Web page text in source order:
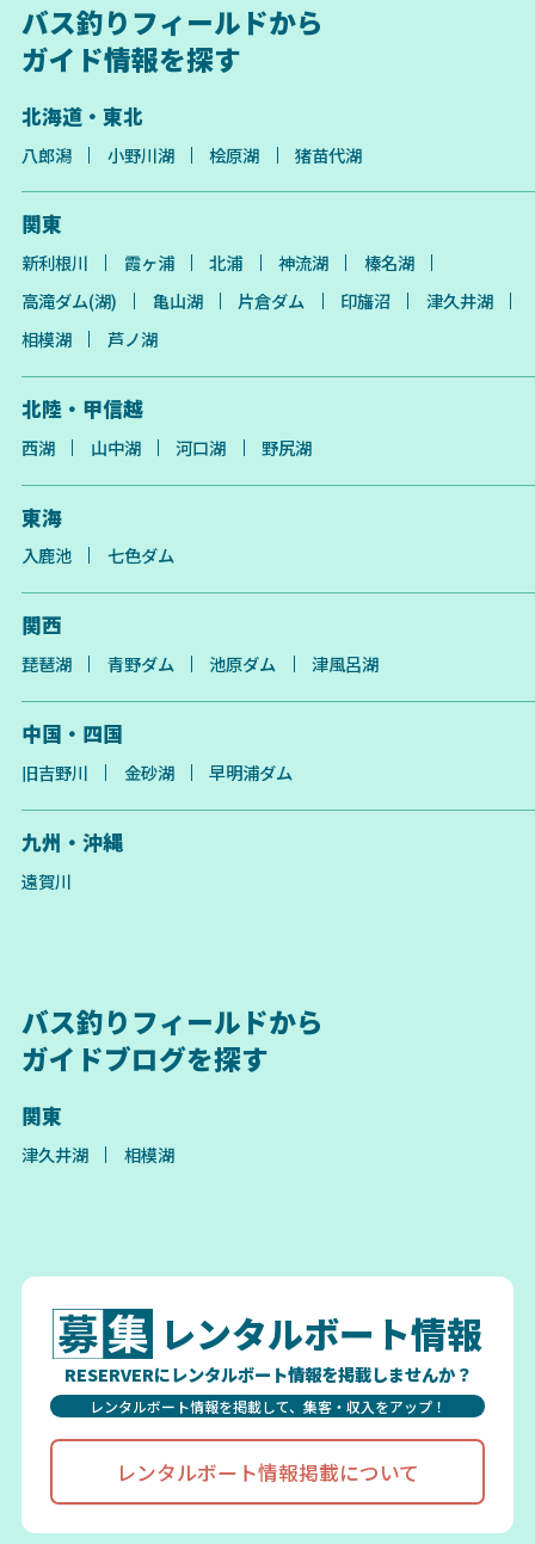
バス釣りフィールドから
ガイド情報を探す
北海道・東北
八郎潟 小野川湖 桧原湖 猪苗代湖
関東
新利根川 霞ヶ浦 北浦 神流湖
榛名湖
高滝ダム(湖)
亀山湖 片倉ダム 印旛沼
津久井湖
相模湖
芦ノ湖
北陸・甲信越
西湖 山中湖 河口湖 野尻湖
東海
入鹿池 七色ダム
関西
琵琶湖 青野ダム 池原ダム 津風呂湖
中国・四国
旧吉野川 金砂湖 早明浦ダム
九州・沖縄
遠賀川
バス釣りフィールドから
ガイドブログを探す
関東
津久井湖 相模湖
レンタルボート情報
RESERVERにレンタルボート情報を掲載しませんか？
レンタルボート情報を掲載して、集客・収入をアップ！
レンタルボート情報掲載について